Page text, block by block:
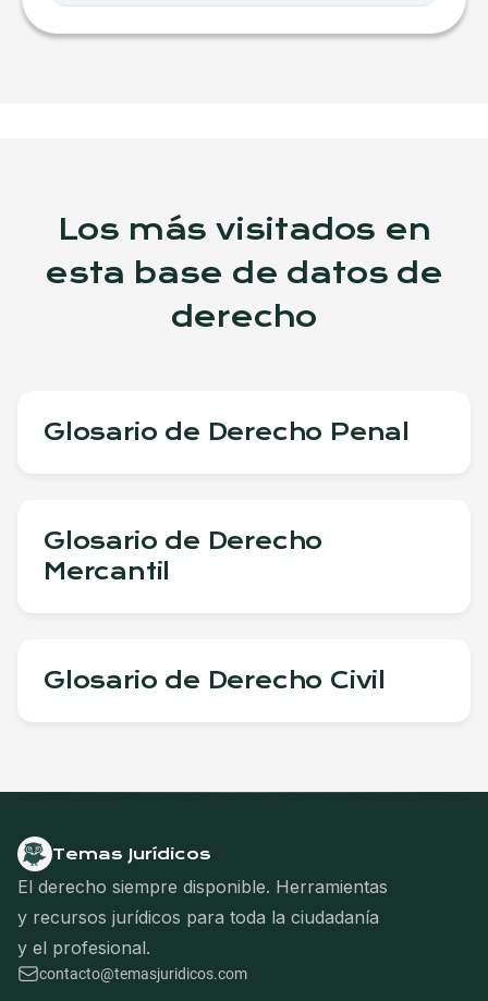
Los más visitados en
esta base de datos de
derecho
Glosario de Derecho Penal
Glosario de Derecho
Mercantil
Glosario de Derecho Civil
Temas Jurídicos
El derecho siempre disponible. Herramientas
y recursos jurídicos para toda la ciudadanía
y el profesional.
contacto@temasjuridicos.com